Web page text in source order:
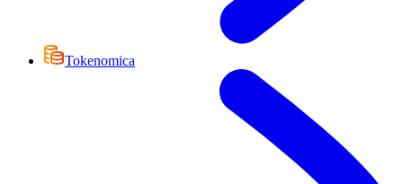
Tokenomica